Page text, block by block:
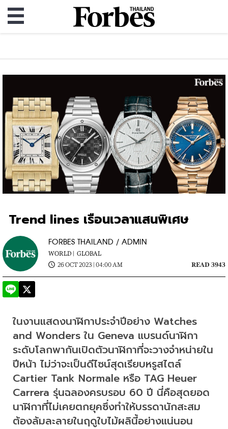
Trend lines เรือนเวลาแสนพิเศษ
FORBES THAILAND / ADMIN
WORLD | GLOBAL
26 OCT 2023 | 04:00 AM
READ 3943
ในงานแสดงนาฬิกาประจำปีอย่าง Watches
and Wonders ใน Geneva แบรนด์นาฬิกา
ระดับโลกพากันเปิดตัวนาฬิกาที่จะวางจำหน่ายใน
ปีหน้า ไม่ว่าจะเป็นดีไซน์สุดเรียบหรูสไตล์
Cartier Tank Normale หรือ TAG Heuer
Carrera รุ่นฉลองครบรอบ 60 ปี นี่คือสุดยอด
นาฬิกาที่ไม่เคยตกยุคซึ่งทำให้บรรดานักสะสม
ต้องล้มละลายในฤดูใบไม้ผลินี้อย่างแน่นอน